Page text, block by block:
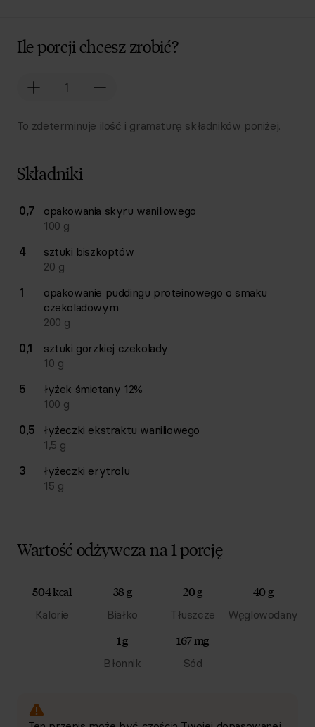
Ile porcji chcesz zrobić?
To zdeterminuje ilość i gramaturę składników poniżej.
Składniki
Lista składników przepisu z ilościami i wagami
Ilość Składnik
0,7 opakowania skyru waniliowego
100 g
4
sztuki biszkoptów
20 g
1
opakowanie puddingu proteinowego o smaku
czekoladowym
200 g
0,1
sztuki gorzkiej czekolady
10 g
5
łyżek śmietany 12%
100 g
0,5
łyżeczki ekstraktu waniliowego
1,5 g
3
łyżeczki erytrolu
15 g
Wartość odżywcza na 1 porcję
504 kcal
Kalorie
38 g
Białko
20 g
Tłuszcze
40 g
Węglowodany
1 g
Błonnik
167 mg
Sód